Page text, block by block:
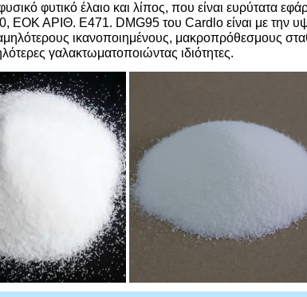
φυτικό έλαιο και λίπος, που είναι ευρύτατα
ΕΟΚ ΑΡΙΘ. E471. DMG95 του Cardlo είναι με την
ικανοποιημένους, μακροπρόθεσμους
γαλακτωματοποιώντας ιδιότητες.